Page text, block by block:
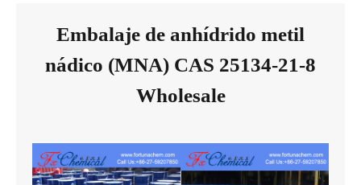
Embalaje de anhídrido metil
nádico (MNA) CAS 25134-21-8
Wholesale